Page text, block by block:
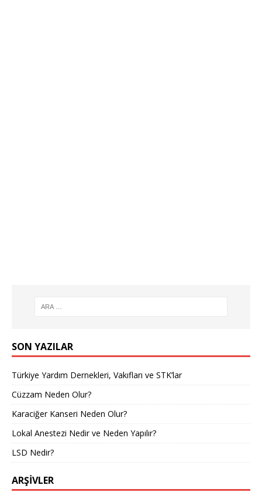
SON YAZILAR
Türkiye Yardım Dernekleri, Vakıfları ve STK’lar
Cüzzam Neden Olur?
Karaciğer Kanseri Neden Olur?
Lokal Anestezi Nedir ve Neden Yapılır?
LSD Nedir?
ARŞIVLER